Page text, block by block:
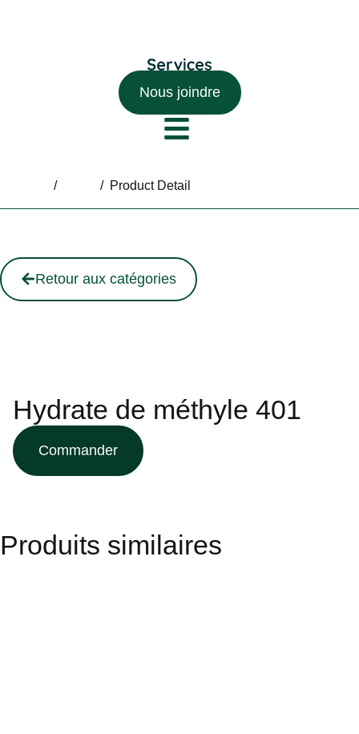
Nous joindre
/ / Product Detail
Retour aux catégories
Hydrate de méthyle 401
Commander
Produits similaires